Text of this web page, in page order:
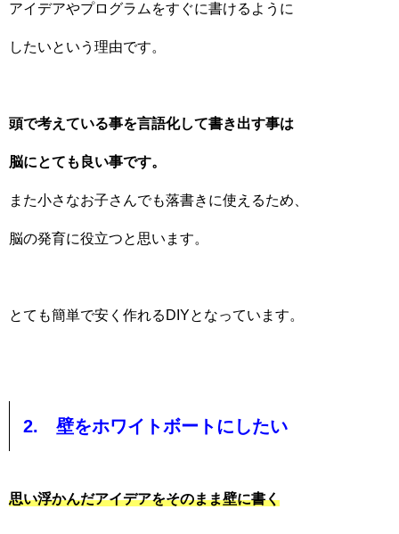
アイデアやプログラムをすぐに書けるように
したいという理由です。
頭で考えている事を言語化して書き出す事は
脳にとても良い事です。
また小さなお子さんでも落書きに使えるため、
脳の発育に役立つと思います。
とても簡単で安く作れるDIYとなっています。
2. 壁をホワイトボートにしたい
思い浮かんだアイデアをそのまま壁に書く